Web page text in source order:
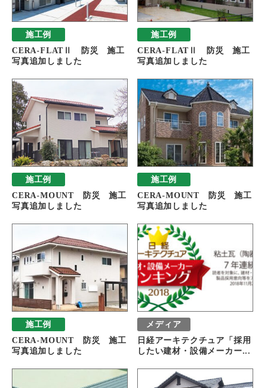
施工例
CERA-FLATⅡ 防災 施工
写真追加しました
施工例
CERA-FLATⅡ 防災 施工
写真追加しました
施工例
CERA-MOUNT 防災 施工
写真追加しました
施工例
CERA-MOUNT 防災 施工
写真追加しました
施工例
CERA-MOUNT 防災 施工
写真追加しました
メディア
日経アーキテクチュア「採用
したい建材・設備メーカー...